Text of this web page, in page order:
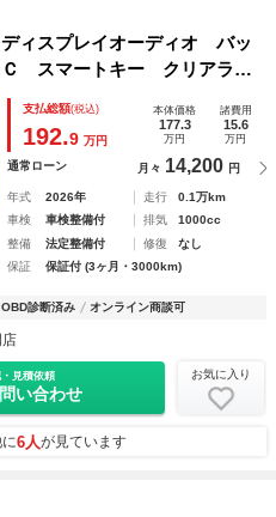
スプレイオーディオ バッ
スマートキー クリアラン
チックハイビーム アイド
ｔｈ再生
支払総額(税込)
192.9 万円
本体価格
177.3
万円
諸費用
15.6
万円
通常ローン 月々 14,200 円
年式 2026年 走行
0.1万km
車検
車検整備付 排気
1000cc
整備
法定整備付 修復
なし
保証
保証付 (3ヶ月・3000km)
OBD診断済み オンライン商談可
見積依頼
い合わせ
お気に入り
6人が見ています